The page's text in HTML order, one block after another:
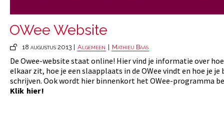
OWee Website
18 augustus 2013 | Algemeen Mathieu Baas
De Owee-website staat online! Hier vind je informatie over
elkaar zit, hoe je een slaapplaats in de OWee vindt en hoe je je
schrijven. Ook wordt hier binnenkort het OWee-programma
Klik hier!